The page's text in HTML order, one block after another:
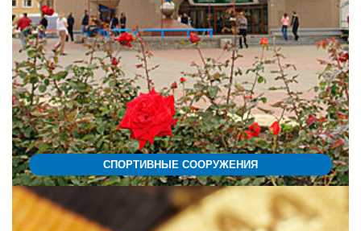
СПОРТИВНЫЕ СООРУЖЕНИЯ